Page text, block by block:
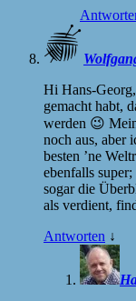
Hi Hans-
gemacht habt,
werden 😉
noch aus, aber
besten ’ne
ebenfalls
sogar die
als verdient,
Antworten ↓